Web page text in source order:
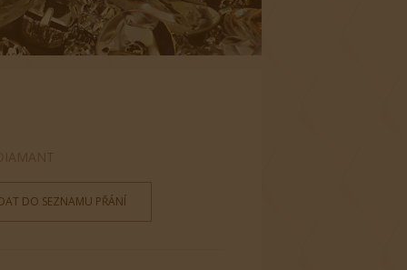
DO SEZNAMU PŘÁNÍ